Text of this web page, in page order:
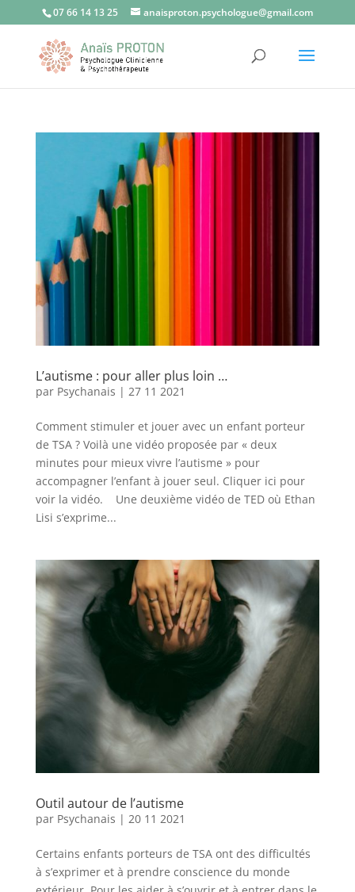
07 66 14 13 25 anaisproton.psychologue@gmail.com
L’autisme : pour aller plus loin …
par Psychanais | 27 11 2021
Comment stimuler et jouer avec un enfant porteur
de TSA ? Voilà une vidéo proposée par « deux
minutes pour mieux vivre l’autisme » pour
accompagner l’enfant à jouer seul. Cliquer ici pour
voir la vidéo. Une deuxième vidéo de TED où Ethan
Lisi s’exprime...
Outil autour de l’autisme
par Psychanais | 20 11 2021
Certains enfants porteurs de TSA ont des difficultés
à s’exprimer et à prendre conscience du monde